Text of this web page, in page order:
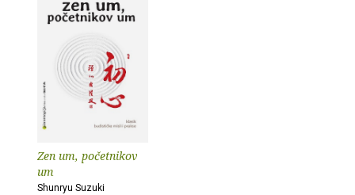
Zen um, početnikov
um
Shunryu Suzuki